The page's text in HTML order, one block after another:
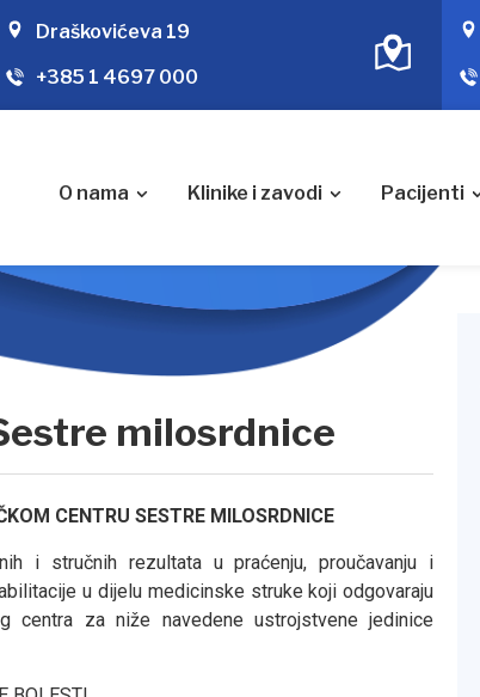
Draškovićeva 19
+385 1 4697 000
O nama Klinike i zavodi Pacijenti
milosrdnice
CENTRU SESTRE MILOSRDNICE
i stručnih rezultata u praćenju, proučavanju i
u dijelu medicinske struke koji odgovaraju
centra za niže navedene ustrojstvene jedinice